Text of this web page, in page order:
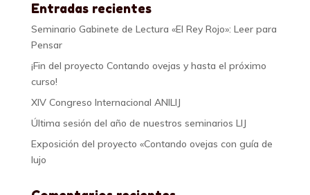
Entradas recientes
Seminario Gabinete de Lectura «El Rey Rojo»: Leer para
Pensar
¡Fin del proyecto Contando ovejas y hasta el próximo
curso!
XIV Congreso Internacional ANILIJ
Última sesión del año de nuestros seminarios LIJ
Exposición del proyecto «Contando ovejas con guía de
lujo